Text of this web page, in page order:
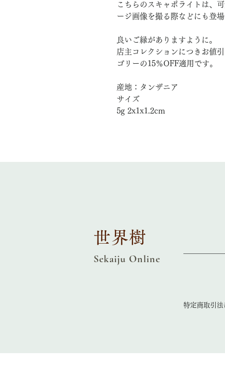
こちらのスキャポライトは、
ージ画像を撮る際などにも登
良いご縁がありますように。
店主コレクションにつきお値
ゴリーの15％OFF適用です。
産地：タンザニア
サイズ
5g 2x1x1.2cm
世界樹
Sekaiju Online
特定商取引